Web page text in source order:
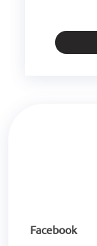
Facebook